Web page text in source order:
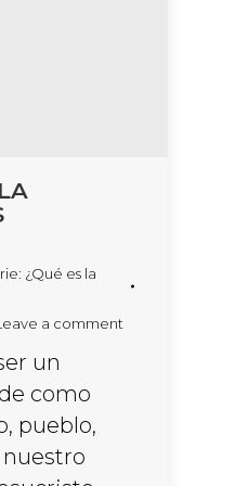
¿Qué es la
a comment
un
como
pueblo,